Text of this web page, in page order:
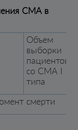
СМА в
Объем
выборки
пациентов
со СМА I
типа
смерти